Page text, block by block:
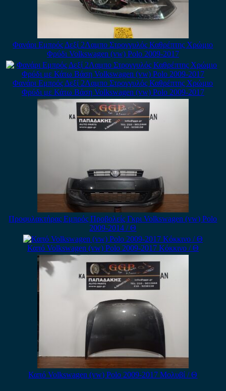
Φανάρι Εμπρός Δεξί 2Λαμπο Στρογγυλός Καθρέπτης Χρώμιο
Φρύδι Volkswagen (vw) Polo 2009-2017
Φανάρι Εμπρός Δεξί 2Λαμπο Στρογγυλός Καθρέπτης Χρώμιο
Φρύδι με Κάτω Βάση Volkswagen (vw) Polo 2009-2017
Προφυλακτήρας Εμπρός Προβολείς Γκρι Volkswagen (vw) Polo
2009-2014 / Θ
Καπό Volkswagen (vw) Polo 2009-2017 Κόκκινο / Θ
Καπό Volkswagen (vw) Polo 2009-2017 Μολυβί / Θ